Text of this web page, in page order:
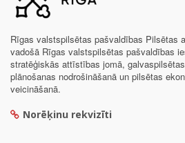
Rīgas valstspilsētas pašvaldības Pilsētas
vadošā Rīgas valstspilsētas pašvaldības
stratēģiskās attīstības jomā,
plānošanas nodrošināšanā un pilsētas
veicināšanā.
Norēķinu rekvizīti